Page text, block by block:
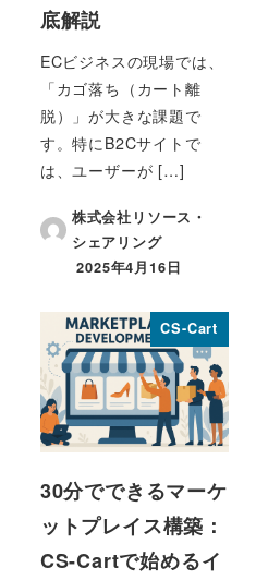
底解説
ECビジネスの現場では、
「カゴ落ち（カート離
脱）」が大きな課題で
す。特にB2Cサイトで
は、ユーザーが […]
株式会社リソース・
シェアリング
投稿日
2025年4月16日
CS-Cart
30分でできるマーケ
ットプレイス構築：
CS-Cartで始めるイ